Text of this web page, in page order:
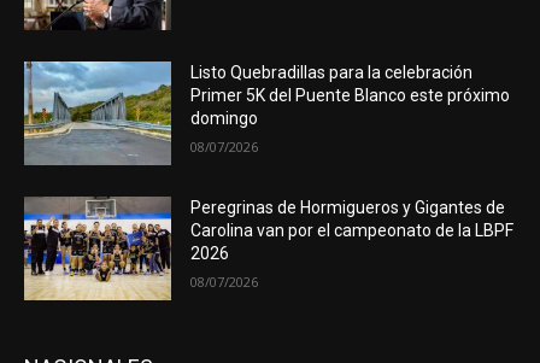
Listo Quebradillas para la celebración
Primer 5K del Puente Blanco este próximo
domingo
08/07/2026
Peregrinas de Hormigueros y Gigantes de
Carolina van por el campeonato de la LBPF
2026
08/07/2026